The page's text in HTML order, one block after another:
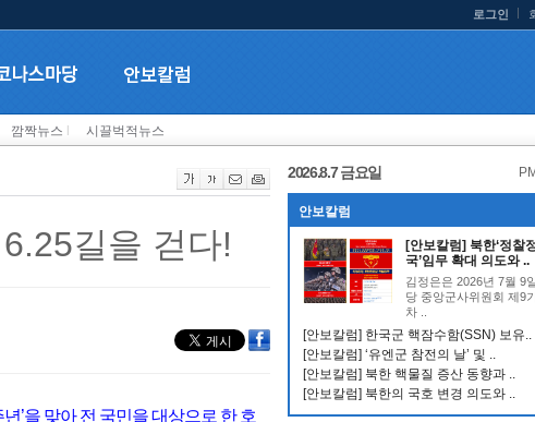
로그인
깜짝뉴스 시끌벅적뉴스
길을 걷다!
’을 맞아 전 국민을 대상으로 한 호
2026.8.7 금요일
안보칼럼
[안보칼럼] 북한‘정찰
국’임무 확대 의도와 ..
김정은은 2026년 7월 9
당 중앙군사위원회 제9
차 ..
[안보칼럼] 한국군 핵잠수함(SSN) 보유..
[안보칼럼] ‘유엔군 참전의 날’ 및 ..
[안보칼럼] 북한 핵물질 증산 동향과 ..
[안보칼럼] 북한의 국호 변경 의도와 ..